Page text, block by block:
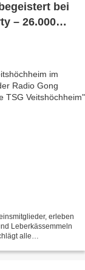
bei
– 26.000
Leberkässemmeln
alle